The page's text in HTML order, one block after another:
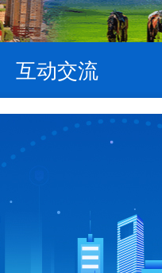
互动交流